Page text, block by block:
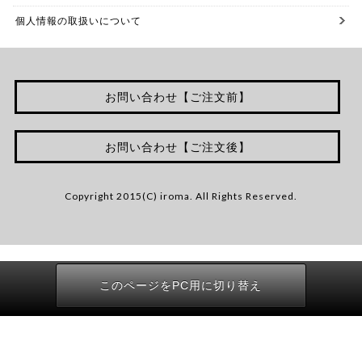
個人情報の取扱いについて
お問い合わせ【ご注文前】
お問い合わせ【ご注文後】
Copyright 2015(C) iroma. All Rights Reserved.
このページをPC用に切り替え